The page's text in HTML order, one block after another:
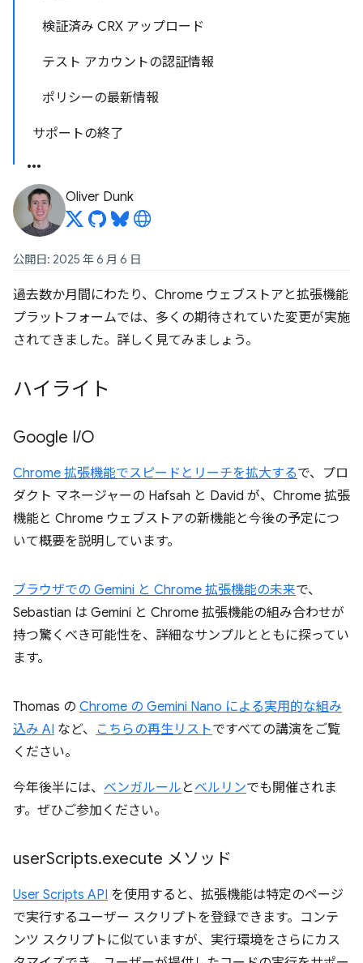
検証済み CRX アップロード
テスト アカウントの認証情報
ポリシーの最新情報
サポートの終了
Oliver Dunk
公開日: 2025 年 6 月 6 日
過去数か月間にわたり、Chrome ウェブストアと拡張機能
プラットフォームでは、多くの期待されていた変更が実施
されてきました。詳しく見てみましょう。
ハイライト
Google I/O
Chrome 拡張機能でスピードとリーチを拡大するで、プロ
ダクト マネージャーの Hafsah と David が、Chrome 拡張
機能と Chrome ウェブストアの新機能と今後の予定につ
いて概要を説明しています。
ブラウザでの Gemini と Chrome 拡張機能の未来で、
Sebastian は Gemini と Chrome 拡張機能の組み合わせが
持つ驚くべき可能性を、詳細なサンプルとともに探ってい
ます。
Thomas の Chrome の Gemini Nano による実用的な組み
込み AI など、 こちらの再生リストですべての講演をご覧
ください。
今年後半には、 ベンガルール と ベルリンでも開催されま
す。ぜひご参加ください。
userScripts.execute メソッド
User Scripts API を使用すると、拡張機能は特定のページ
で実行するユーザー スクリプトを登録できます。コンテ
ンツ スクリプトに似ていますが、実行環境をさらにカス